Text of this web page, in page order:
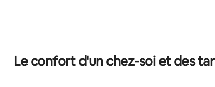
Le confort d'un chez-soi et des